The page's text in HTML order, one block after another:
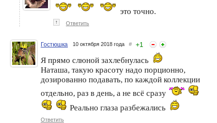
это точно.
↑ Ответить
Гостюшка 10 октября 2018 года # +1
Я прямо слюной захлебнулась
Наташа, такую красоту надо порционно,
дозированно подавать, по каждой коллекции
отдельно, раз в день, а не всё сразу
Реально глаза разбежались
Ответить